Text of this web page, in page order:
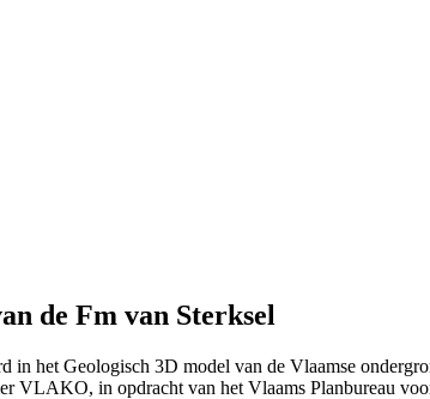
de Fm van Sterksel
het Geologisch 3D model van de Vlaamse
VLAKO, in opdracht van het Vlaams Planbureau